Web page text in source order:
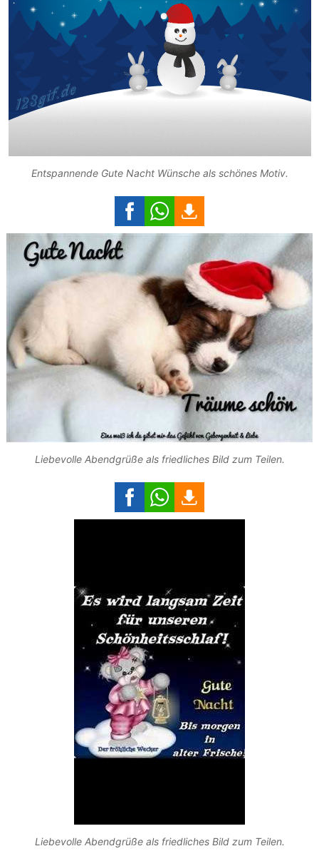
Entspannende Gute Nacht Wünsche als schönes Motiv.
Liebevolle Abendgrüße als friedliches Bild zum Teilen.
Liebevolle Abendgrüße als friedliches Bild zum Teilen.